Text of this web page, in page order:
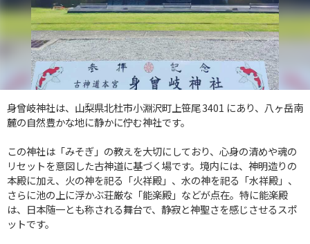
身曾岐神社は、山梨県北杜市小淵沢町上笹尾 3401 にあり、八ヶ岳南
麓の自然豊かな地に静かに佇む神社です。
この神社は「みそぎ」の教えを大切にしており、心身の清めや魂の
リセットを意図した古神道に基づく場です。境内には、神明造りの
本殿に加え、火の神を祀る「火祥殿」、水の神を祀る「水祥殿」、
さらに池の上に浮かぶ荘厳な「能楽殿」などが点在。特に能楽殿
は、日本随一とも称される舞台で、静寂と神聖さを感じさせるスポ
ットです。